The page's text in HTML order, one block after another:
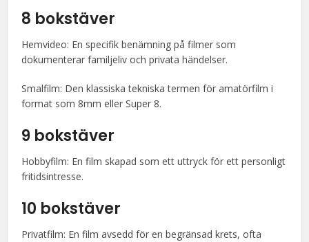
8 bokstäver
Hemvideo: En specifik benämning på filmer som
dokumenterar familjeliv och privata händelser.
Smalfilm: Den klassiska tekniska termen för amatörfilm i
format som 8mm eller Super 8.
9 bokstäver
Hobbyfilm: En film skapad som ett uttryck för ett personligt
fritidsintresse.
10 bokstäver
Privatfilm: En film avsedd för en begränsad krets, ofta